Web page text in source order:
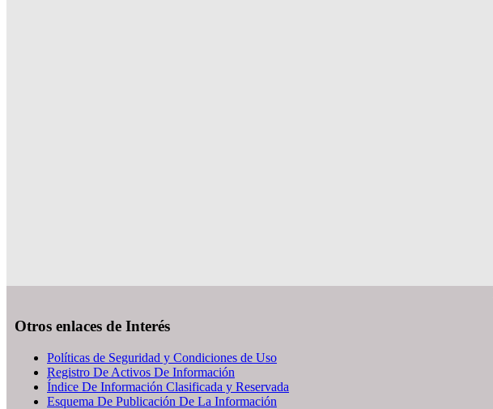
Otros enlaces de Interés
Políticas de Seguridad y Condiciones de Uso
Registro De Activos De Información
Índice De Información Clasificada y Reservada
Esquema De Publicación De La Información